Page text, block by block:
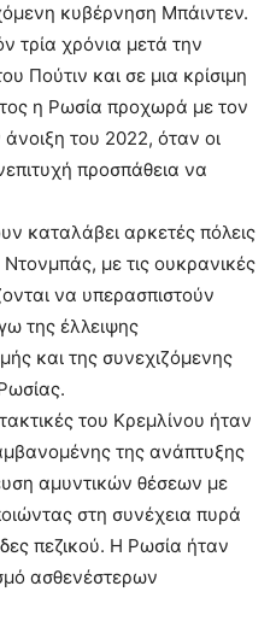
κυβέρνηση Μπάιντεν.
τρία χρόνια μετά την
Πούτιν και σε μια κρίσιμη
η Ρωσία προχωρά με τον
του 2022, όταν οι
προσπάθεια να
καταλάβει αρκετές πόλεις
με τις ουκρανικές
να υπερασπιστούν
της έλλειψης
και της συνεχιζόμενης
του Κρεμλίνου ήταν
της ανάπτυξης
αμυντικών θέσεων με
στη συνέχεια πυρά
πεζικού. Η Ρωσία ήταν
ασθενέστερων